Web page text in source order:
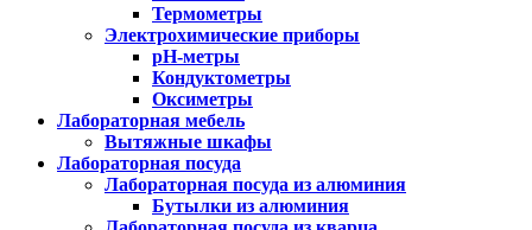
Термометры
Электрохимические приборы
pH-метры
Кондуктометры
Оксиметры
Лабораторная мебель
Вытяжные шкафы
Лабораторная посуда
Лабораторная посуда из алюминия
Бутылки из алюминия